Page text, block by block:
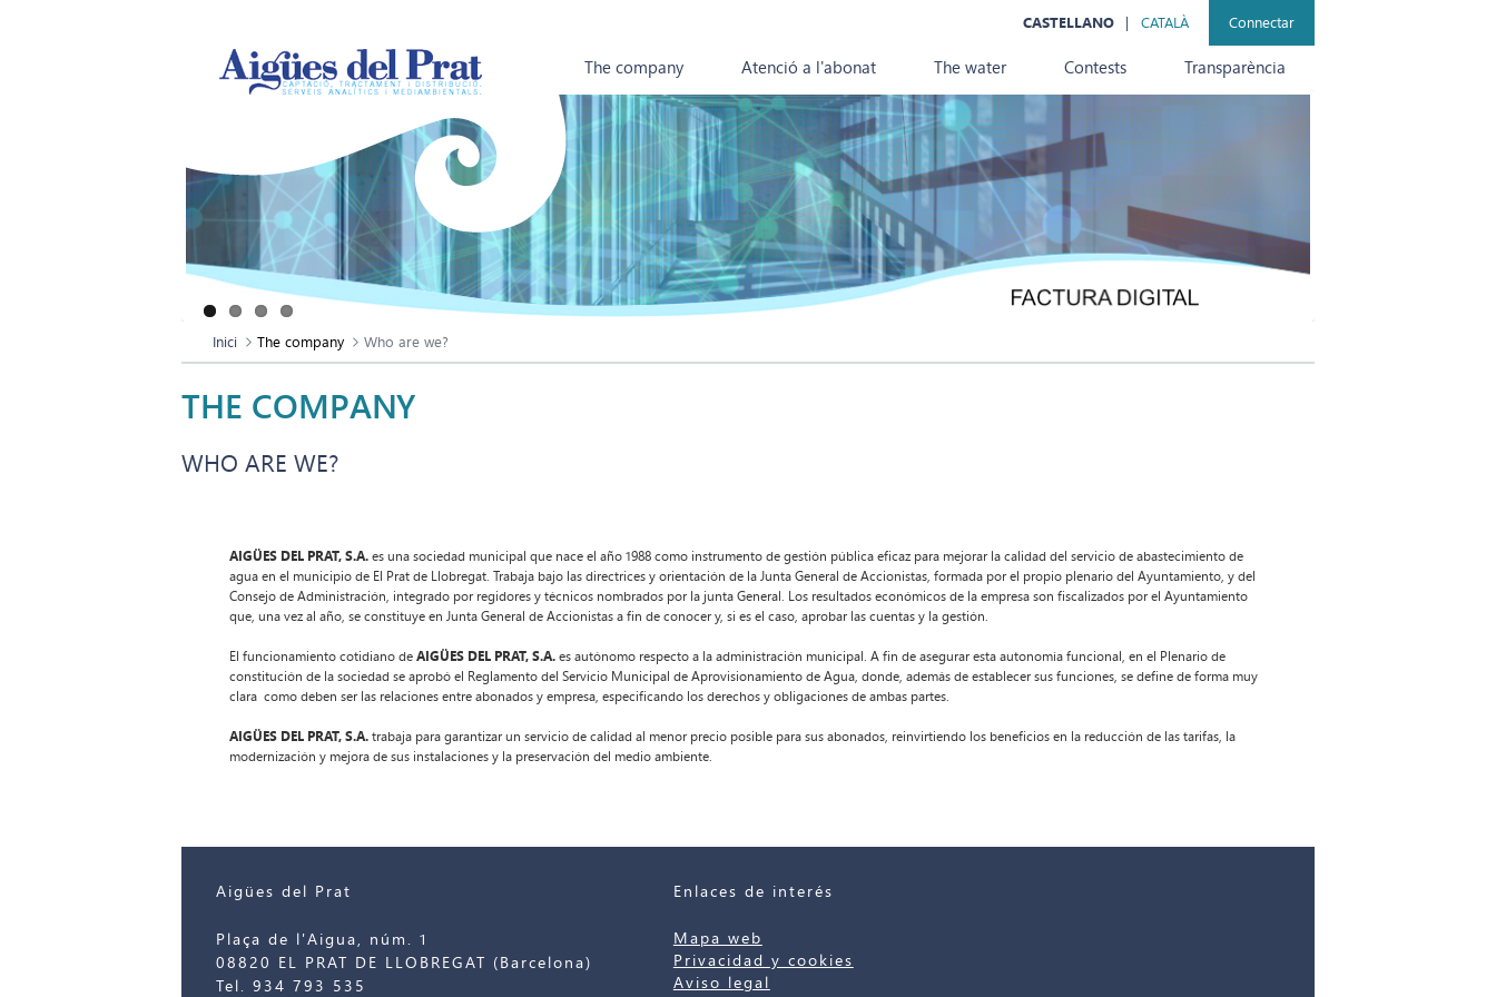
Connectar
CASTELLANO CATALÀ
The company Atenció a l'abonat The water Contests Transparència
Inici The company Who are we?
THE COMPANY
WHO ARE WE?
AIGÜES DEL PRAT, S.A. es una sociedad municipal que nace el año 1988 como instrumento de gestión pública eficaz para mejorar la calidad del servicio de abastecimiento de
agua en el municipio de El Prat de Llobregat. Trabaja bajo las directrices y orientación de la Junta General de Accionistas, formada por el propio plenario del Ayuntamiento, y del
Consejo de Administración, integrado por regidores y técnicos nombrados por la junta General. Los resultados económicos de la empresa son fiscalizados por el Ayuntamiento
que, una vez al año, se constituye en Junta General de Accionistas a fin de conocer y, si es el caso, aprobar las cuentas y la gestión.
El funcionamiento cotidiano de AIGÜES DEL PRAT, S.A. es autónomo respecto a la administración municipal. A fin de asegurar esta autonomía funcional, en el Plenario de
constitución de la sociedad se aprobó el Reglamento del Servicio Municipal de Aprovisionamiento de Agua, donde, además de establecer sus funciones, se define de forma muy
clara como deben ser las relaciones entre abonados y empresa, especificando los derechos y obligaciones de ambas partes.
AIGÜES DEL PRAT, S.A. trabaja para garantizar un servicio de calidad al menor precio posible para sus abonados, reinvirtiendo los beneficios en la reducción de las tarifas, la
modernización y mejora de sus instalaciones y la preservación del medio ambiente.
Aigües del Prat
Plaça de l'Aigua, núm. 1
08820 EL PRAT DE LLOBREGAT (Barcelona)
Tel. 934 793 535
Enlaces de interés
Mapa web
Privacidad y cookies
Aviso legal